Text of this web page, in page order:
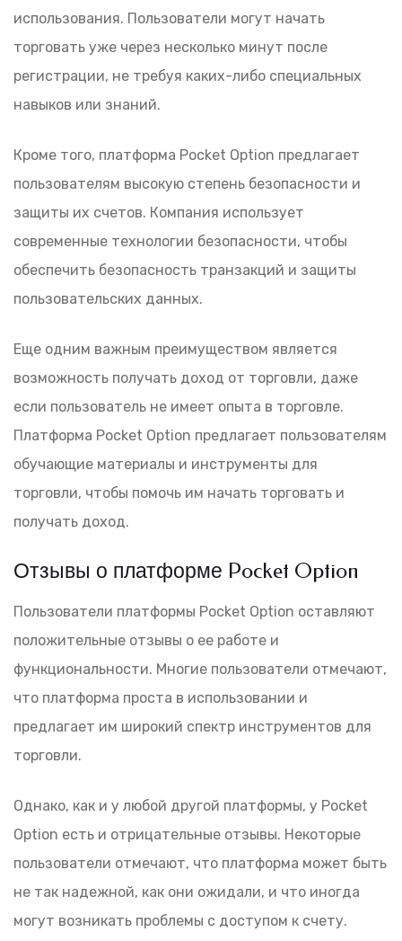
использования. Пользователи могут начать
торговать уже через несколько минут после
регистрации, не требуя каких-либо специальных
навыков или знаний.
Кроме того, платформа Pocket Option предлагает
пользователям высокую степень безопасности и
защиты их счетов. Компания использует
современные технологии безопасности, чтобы
обеспечить безопасность транзакций и защиты
пользовательских данных.
Еще одним важным преимуществом является
возможность получать доход от торговли, даже
если пользователь не имеет опыта в торговле.
Платформа Pocket Option предлагает пользователям
обучающие материалы и инструменты для
торговли, чтобы помочь им начать торговать и
получать доход.
Отзывы о платформе Pocket Option
Пользователи платформы Pocket Option оставляют
положительные отзывы о ее работе и
функциональности. Многие пользователи отмечают,
что платформа проста в использовании и
предлагает им широкий спектр инструментов для
торговли.
Однако, как и у любой другой платформы, у Pocket
Option есть и отрицательные отзывы. Некоторые
пользователи отмечают, что платформа может быть
не так надежной, как они ожидали, и что иногда
могут возникать проблемы с доступом к счету.